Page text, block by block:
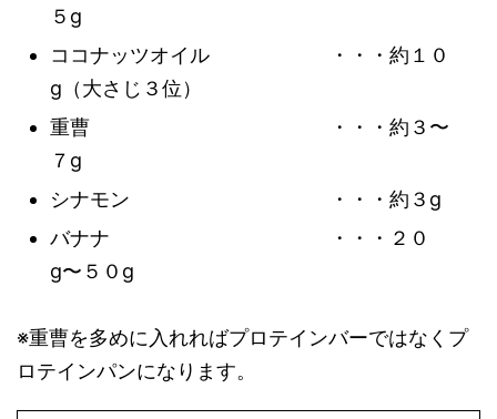
５g
ココナッツオイル ・・・約１０
g（大さじ３位）
重曹 ・・・約３〜
７g
シナモン ・・・約３g
バナナ ・・・２０
g〜５０g
※重曹を多めに入れればプロテインバーではなくプ
ロテインパンになります。